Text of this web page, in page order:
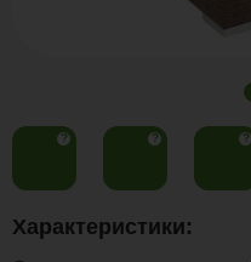
? ? ?
Характеристики: